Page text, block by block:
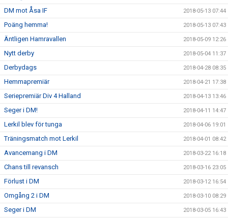
DM mot Åsa IF 2018-05-13 07:44
Poäng hemma! 2018-05-13 07:43
Äntligen Hamravallen 2018-05-09 12:26
Nytt derby 2018-05-04 11:37
Derbydags 2018-04-28 08:35
Hemmapremiär 2018-04-21 17:38
Seriepremiär Div 4 Halland 2018-04-13 13:46
Seger i DM! 2018-04-11 14:47
Lerkil blev för tunga 2018-04-06 19:01
Träningsmatch mot Lerkil 2018-04-01 08:42
Avancemang i DM 2018-03-22 16:18
Chans till revansch 2018-03-16 23:05
Förlust i DM 2018-03-12 16:54
Omgång 2 i DM 2018-03-10 08:29
Seger i DM 2018-03-05 16:43